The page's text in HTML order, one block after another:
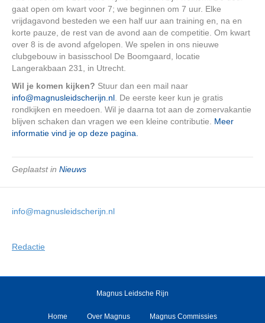
gaat open om kwart voor 7; we beginnen om 7 uur. Elke
vrijdagavond besteden we een half uur aan training en, na en
korte pauze, de rest van de avond aan de competitie. Om kwart
over 8 is de avond afgelopen. We spelen in ons nieuwe
clubgebouw in basisschool De Boomgaard, locatie
Langerakbaan 231, in Utrecht.
Wil je komen kijken? Stuur dan een mail naar
info@magnusleidscherijn.nl . De eerste keer kun je gratis
rondkijken en meedoen. Wil je daarna tot aan de zomervakantie
blijven schaken dan vragen we een kleine contributie. Meer
informatie vind je op deze pagina.
Geplaatst in Nieuws
info@magnusleidscherijn.nl
Redactie
Magnus Leidsche Rijn
Home Over Magnus Magnus Commissies